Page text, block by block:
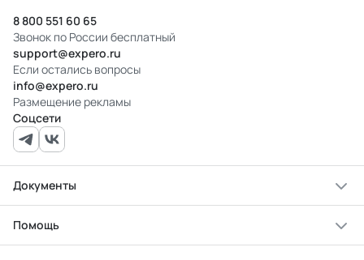
8 800 551 60 65
Звонок по России бесплатный
support@expero.ru
Если остались вопросы
info@expero.ru
Размещение рекламы
Соцсети
Документы
Помощь